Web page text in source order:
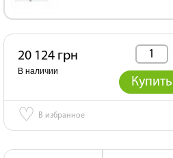
20 124 грн
В наличии
Купить
♡ В избранное